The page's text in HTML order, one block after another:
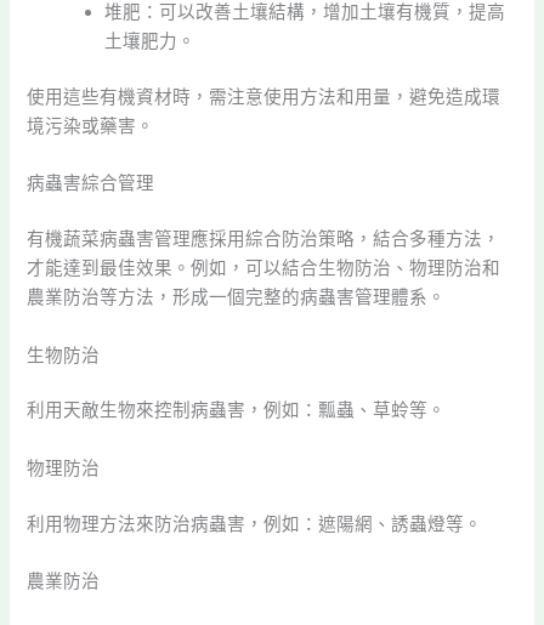
堆肥：可以改善土壤結構，增加土壤有機質，提高
土壤肥力。
使用這些有機資材時，需注意使用方法和用量，避免造成環
境污染或藥害。
病蟲害綜合管理
有機蔬菜病蟲害管理應採用綜合防治策略，結合多種方法，
才能達到最佳效果。例如，可以結合生物防治、物理防治和
農業防治等方法，形成一個完整的病蟲害管理體系。
生物防治
利用天敵生物來控制病蟲害，例如：瓢蟲、草蛉等。
物理防治
利用物理方法來防治病蟲害，例如：遮陽網、誘蟲燈等。
農業防治